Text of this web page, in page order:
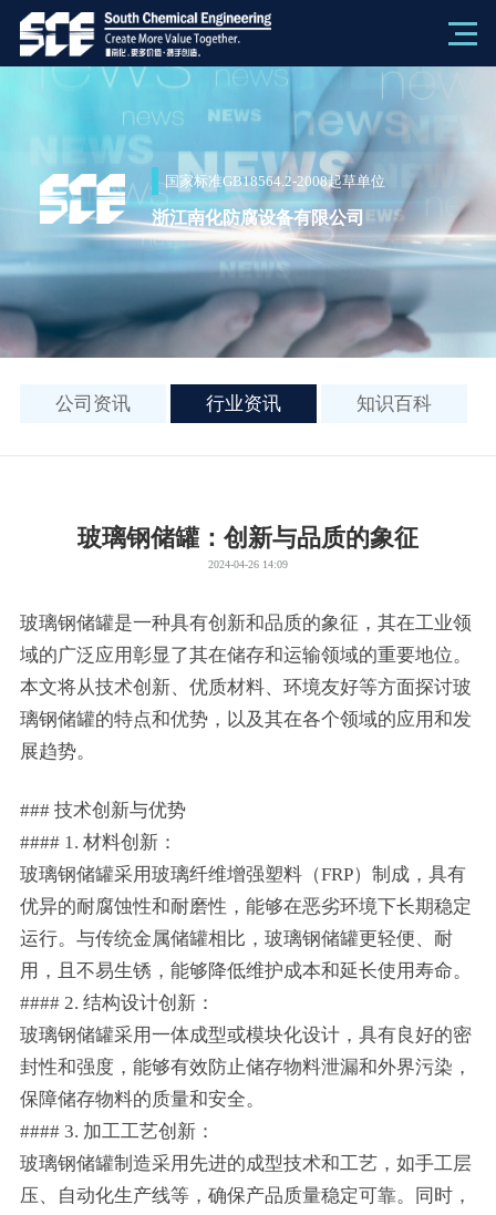
国家标准GB18564.2-2008起草单位
浙江南化防腐设备有限公司
公司资讯 行业资讯 知识百科
玻璃钢储罐：创新与品质的象征
2024-04-26 14:09
玻璃钢储罐是一种具有创新和品质的象征，其在工业领
域的广泛应用彰显了其在储存和运输领域的重要地位。
本文将从技术创新、优质材料、环境友好等方面探讨玻
璃钢储罐的特点和优势，以及其在各个领域的应用和发
展趋势。
### 技术创新与优势
#### 1. 材料创新：
玻璃钢储罐采用玻璃纤维增强塑料（FRP）制成，具有
优异的耐腐蚀性和耐磨性，能够在恶劣环境下长期稳定
运行。与传统金属储罐相比，玻璃钢储罐更轻便、耐
用，且不易生锈，能够降低维护成本和延长使用寿命。
#### 2. 结构设计创新：
玻璃钢储罐采用一体成型或模块化设计，具有良好的密
封性和强度，能够有效防止储存物料泄漏和外界污染，
保障储存物料的质量和安全。
#### 3. 加工工艺创新：
玻璃钢储罐制造采用先进的成型技术和工艺，如手工层
压、自动化生产线等，确保产品质量稳定可靠。同时，